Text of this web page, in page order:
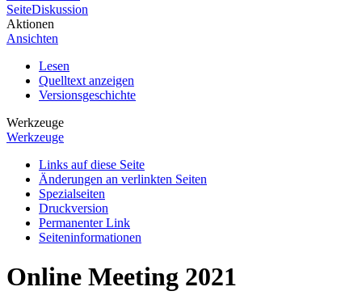
SeiteDiskussion
Aktionen
Ansichten
Lesen
Quelltext anzeigen
Versionsgeschichte
Werkzeuge
Werkzeuge
Links auf diese Seite
Änderungen an verlinkten Seiten
Spezialseiten
Druckversion
Permanenter Link
Seiten­­informationen
Online Meeting 2021